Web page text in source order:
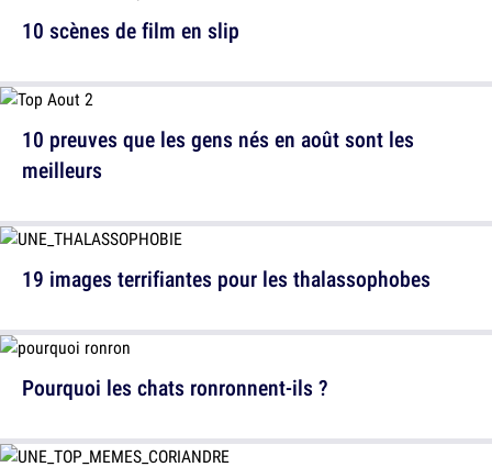
10 scènes de film en slip
19 images terrifiantes pour les thalassophobes
10 preuves que les gens nés en août sont les
meilleurs
Pourquoi les chats ronronnent-ils ?